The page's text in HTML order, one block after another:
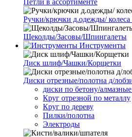
Петли в ассортименте
Ручки/крючки д.одежды/ колеса
Щеколды/Засовы/Шпингалеты
Инструменты
Диск шлиф/Чашки/Корщетки
Диски отрезные/полотна д/
диски по бетону/
Круг отрезной по металлу
Круг по дереву
Пилки/полотна
Электроды